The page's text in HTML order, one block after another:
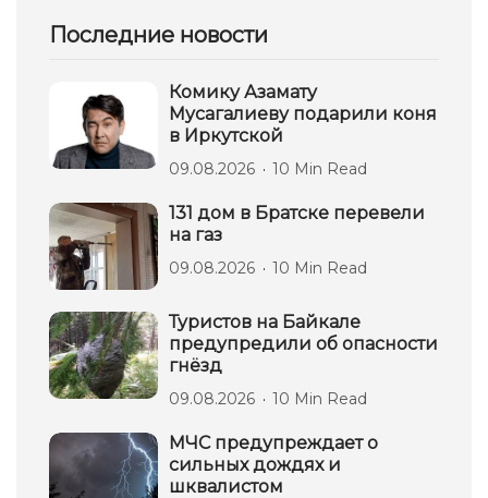
Последние новости
Комику Азамату
Мусагалиеву подарили коня
в Иркутской
09.08.2026 10 Min Read
131 дом в Братске перевели
на газ
09.08.2026 10 Min Read
Туристов на Байкале
предупредили об опасности
гнёзд
09.08.2026 10 Min Read
МЧС предупреждает о
сильных дождях и
шквалистом